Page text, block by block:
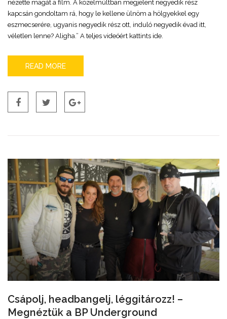
nézette magát a film. A közelmúltban megjelent negyedik rész
kapcsán gondoltam rá, hogy le kellene ülnöm a hölgyekkel egy
eszmecserére, ugyanis negyedik rész ott, induló negyedik évad itt,
véletlen lenne? Aligha.” A teljes videóért kattints ide.
READ MORE
Csápolj, headbangelj, léggitározz! –
Megnéztük a BP Underground